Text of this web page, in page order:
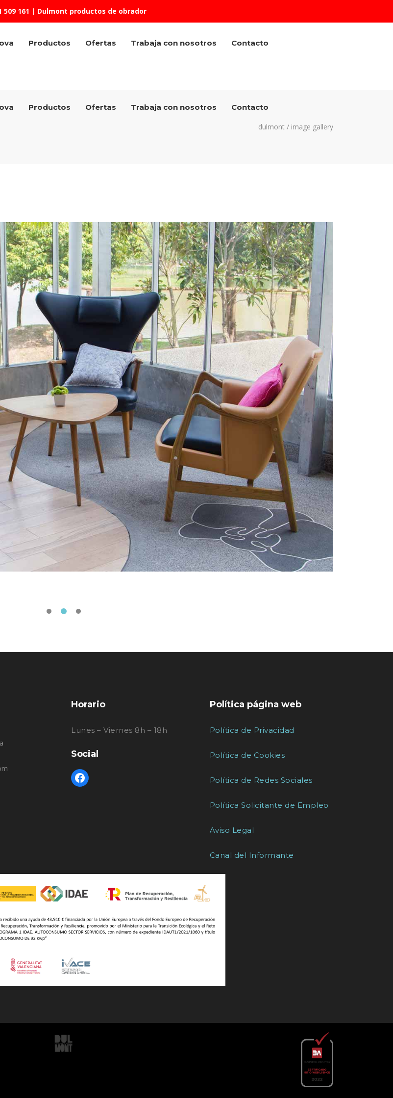
509 161 | Dulmont productos de obrador
Productos Ofertas Trabaja con nosotros Contacto
Productos Ofertas Trabaja con nosotros Contacto
dulmont / image gallery
Horario
Lunes – Viernes 8h – 18h
Social
Política página web
Política de Privacidad
Política de Cookies
Política de Redes Sociales
Política Solicitante de Empleo
Aviso Legal
Canal del Informante